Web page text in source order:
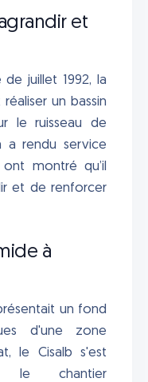
et
juillet 1992, la
un bassin
le ruisseau de
a rendu service
montré qu’il
et de renforcer
à
un fond
d'une zone
le Cisalb s'est
le chantier